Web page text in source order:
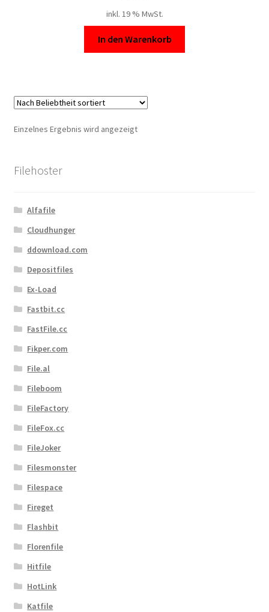
Zahlungsarten
inkl. 19 % MwSt.
In den Warenkorb
Einzelnes Ergebnis wird angezeigt
Filehoster
Alfafile
Cloudhunger
ddownload.com
Depositfiles
Ex-Load
Fastbit.cc
FastFile.cc
Fikper.com
File.al
Fileboom
FileFactory
FileFox.cc
FileJoker
Filesmonster
Filespace
Fireget
Flashbit
Florenfile
Hitfile
HotLink
Katfile